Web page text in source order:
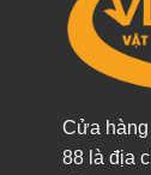
Cửa hàng
88 là địa